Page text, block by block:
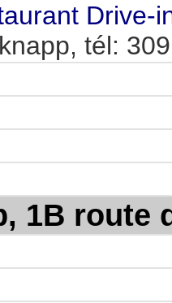
Drive-
tél:
1B route